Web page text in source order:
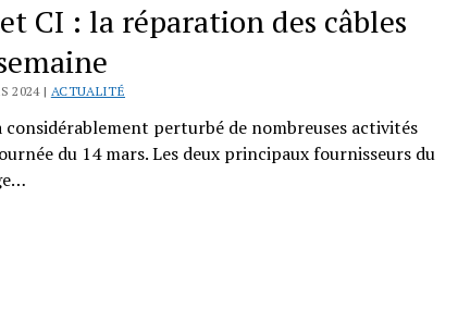
CI : la réparation des câbles
2024 | ACTUALITÉ
perturbé de nombreuses activités
du 14 mars. Les deux principaux fournisseurs du